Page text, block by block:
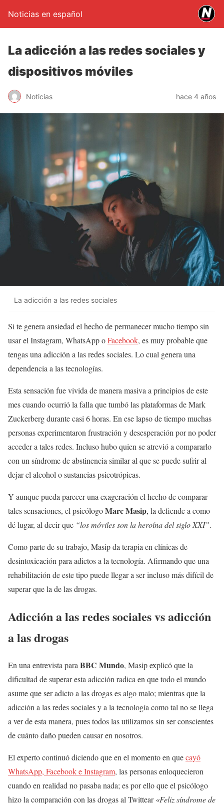
Noticias en español
La adicción a las redes sociales y
dispositivos móviles
Noticias hace 4 años
La adicción a las redes sociales
Si te genera ansiedad el hecho de permanecer mucho tiempo sin
usar el Instagram, WhatsApp oFacebook, es muy probable que
tengas una adicción a las redes sociales. Lo cual genera una
dependencia a las tecnologías.
Esta sensación fue vivida de manera masiva a principios de este
mes cuando ocurrió la falla que tumbó las plataformas de Mark
Zuckerberg durante casi 6 horas. En ese lapso de tiempo muchas
personas experimentaron frustración y desesperación por no poder
acceder a tales redes. Incluso hubo quien se atrevió a compararlo
con un síndrome de abstinencia similar al que se puede sufrir al
dejar el alcohol o sustancias psicotrópicas.
Y aunque pueda parecer una exageración el hecho de comparar
tales sensaciones, el psicólogoMarc Masip, la defiende a como
dé lugar, al decir que “los móviles son la heroína del siglo XXI”.
Como parte de su trabajo, Masip da terapia en clínicas de
desintoxicación para adictos a la tecnología. Afirmando que una
rehabilitación de este tipo puede llegar a ser incluso más difícil de
superar que la de las drogas.
Adicción a las redes sociales vs adicción
a las drogas
En una entrevista para BBC Mundo, Masip explicó que la
dificultad de superar esta adicción radica en que todo el mundo
asume que ser adicto a las drogas es algo malo; mientras que la
adicción a las redes sociales y a la tecnología como tal no se llega
a ver de esta manera, pues todos las utilizamos sin ser conscientes
de cuánto daño pueden causar en nosotros.
El experto continuó diciendo que en el momento en quecayó
WhatsApp, Facebook e Instagram, las personas enloquecieron
cuando en realidad no pasaba nada; es por ello que el psicólogo
hizo la comparación con las drogas al Twittear«Feliz síndrome de